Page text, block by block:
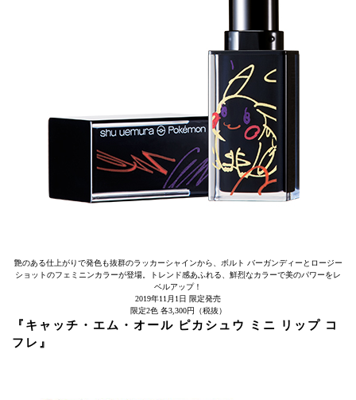
艶のある仕上がりで発色も抜群のラッカーシャインから、ボルト バーガンディーとロージー
ショットのフェミニンカラーが登場。トレンド感あふれる、鮮烈なカラーで美のパワーをレ
ベルアップ！
2019年11月1日 限定発売
限定2色 各3,300円（税抜）
『キャッチ・エム・オール ピカシュウ ミニ リップ コ
フレ』